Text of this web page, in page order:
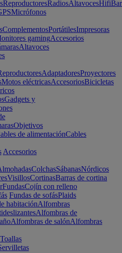
ReproductoresRadiosAltavocesHifi
Micrófonos
ComplementosPortátilesImpresoras
gamingAccesorios
Altavoces
AdaptadoresProyectores
Motos eléctricasAccesoriosBicicletas
Gadgets y
Objetivos
de alimentaciónCables
Accesorios
ColchasSábanasNórdicos
VisillosCortinasBarras de cortina
FundasCojín con relleno
Fundas de sofásPlaids
habitaciónAlfombras
Alfombras de
Alfombras de salónAlfombras
Toallas